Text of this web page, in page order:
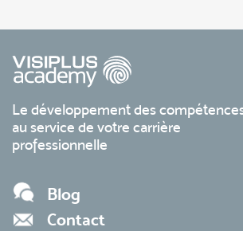
Le développement des
au service de votre carrière
professionnelle
Blog
Contact